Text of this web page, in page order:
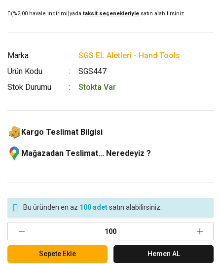
(%2,00 havale indirimi)yada taksit seçenekleriyle satın alabilirsiniz
Marka
SGS EL Aletleri - Hand Tools
Ürün Kodu
SGS447
Stok Durumu
Stokta Var
Kargo Teslimat Bilgisi
Mağazadan Teslimat... Neredeyiz ?
Bu üründen en az 100 adetsatın alabilirsiniz.
Sepete Ekle Hemen AL